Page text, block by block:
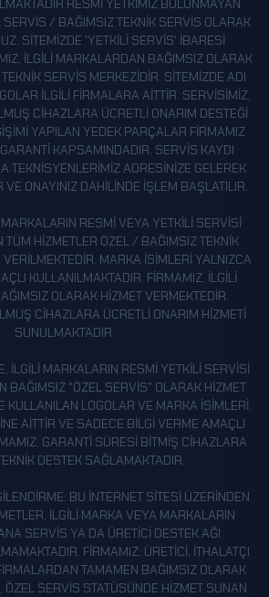
YETKIMIZ BULUNMAYAN
/ BAĞIMSIZ TEKNIK SERVIS OLARAK
SITEMIZDE 'YETKILI SERVIS' IBARESI
ILGILI MARKALARDAN BAĞIMSIZ OLARAK
SERVIS MERKEZIDIR. SITEMIZDE ADI
ILGILI FIRMALARA AITTIR. SERVISIMIZ,
CIHAZLARA ÜCRETLI ONARIM DESTEĞI
YAPILAN YEDEK PARÇALAR FIRMAMIZ
KAPSAMINDADIR. SERVIS KAYDI
TEKNISYENLERIMIZ ADRESINIZE GELEREK
VE ONAYINIZ DAHILINDE IŞLEM BAŞLATILIR.
RESMI VEYA YETKILI SERVISI
TÜM HIZMETLER ÖZEL / BAĞIMSIZ TEKNIK
MARKA ISIMLERI YALNIZCA
KULLANILMAKTADIR. FIRMAMIZ, ILGILI
OLARAK HIZMET VERMEKTEDIR.
CIHAZLARA ÜCRETLI ONARIM HIZMETI
SUNULMAKTADIR.
ILGILI MARKALARIN RESMI YETKILI SERVISI
BAĞIMSIZ "ÖZEL SERVIS" OLARAK HIZMET
KULLANILAN LOGOLAR VE MARKA ISIMLERI,
AITTIR VE SADECE BILGI VERME AMAÇLI
GARANTI SÜRESI BITMIŞ CIHAZLARA
DESTEK SAĞLAMAKTADIR.
BU INTERNET SITESI ÜZERINDEN
ILGILI MARKA VEYA MARKALARIN
SERVIS YA DA ÜRETICI DESTEK AĞI
FIRMAMIZ; ÜRETICI, ITHALATÇI
TAMAMEN BAĞIMSIZ OLARAK
ÖZEL SERVIS STATÜSÜNDE HIZMET SUNAN